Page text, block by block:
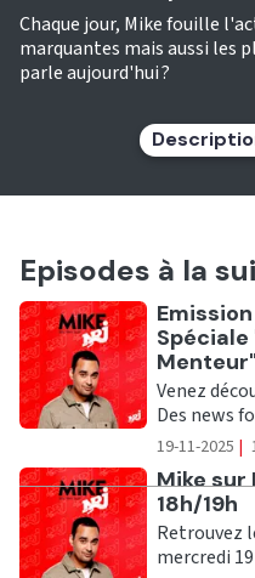
Chaque jour, Mike fouille
marquantes mais aussi les
parle aujourd'hui ?
Episodes à la
Ecouter
Spéciale
Venez
Des news
19-11-2025 |
Ecouter
Mike sur
18h/19h
Retrouvez
mercredi